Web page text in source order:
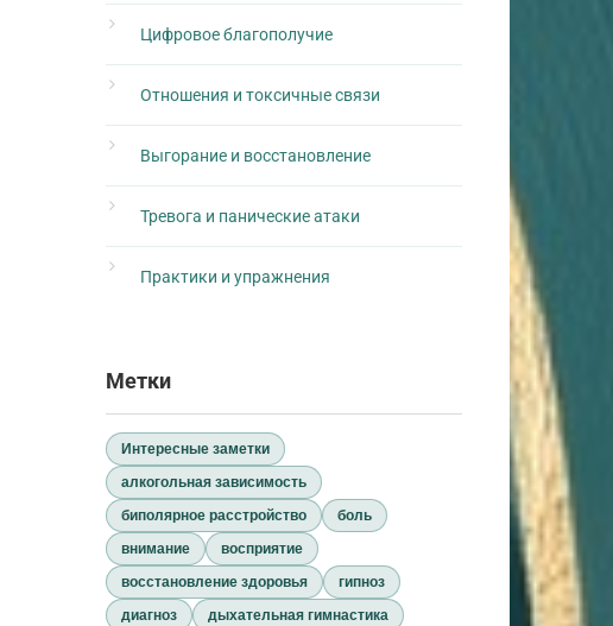
Цифровое благополучие
Отношения и токсичные связи
Выгорание и восстановление
Тревога и панические атаки
Практики и упражнения
Метки
Интересные заметки
алкогольная зависимость
биполярное расстройство
боль
внимание
восприятие
восстановление здоровья
гипноз
диагноз
дыхательная гимнастика